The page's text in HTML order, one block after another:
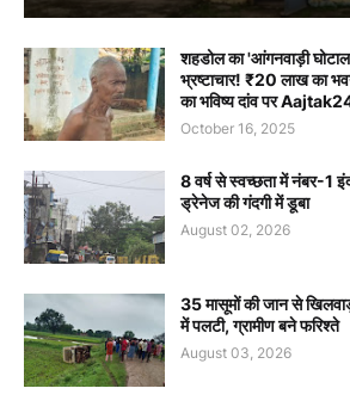
शहडोल का 'आंगनवाड़ी
भ्रष्टाचार! ₹20 लाख का
का भविष्य दांव पर
October 16, 2025
8 वर्ष से स्वच्छता में नंबर-1
ड्रेनेज की गंदगी में डूबा
August 02, 2026
35 मासूमों की जान से
में पलटी, ग्रामीण बने फरिश्ते
August 03, 2026